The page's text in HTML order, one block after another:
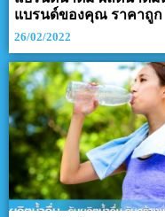
แบรนด์ของคุณ ราคาถูก
26/02/2022